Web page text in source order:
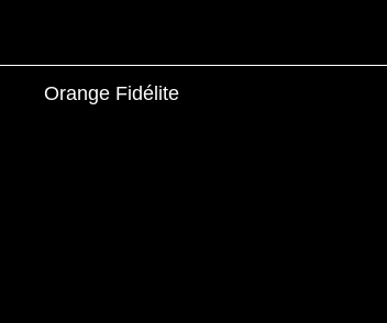
Orange Fidélite